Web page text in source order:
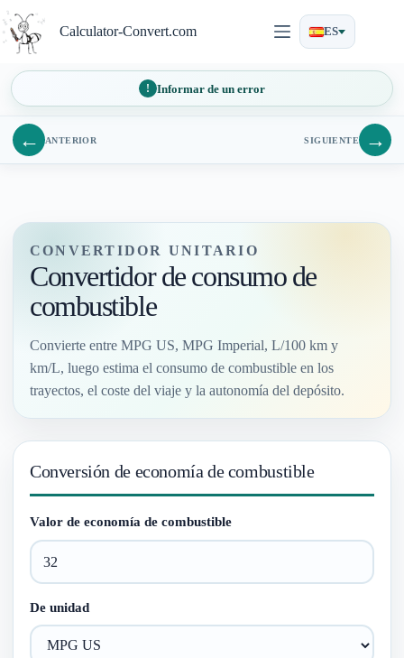
al
contenido
Calculator-Convert.com ES
Informar de un error
← ANTERIOR SIGUIENTE →
CONVERTIDOR UNITARIO
Convertidor de consumo de
combustible
Convierte entre MPG US, MPG Imperial, L/100 km y
km/L, luego estima el consumo de combustible en los
trayectos, el coste del viaje y la autonomía del depósito.
Conversión de economía de combustible
Valor de economía de combustible
De unidad